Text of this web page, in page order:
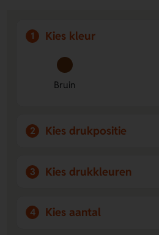
met draadloze oplader
Draadloos opladen en muziek:
draadloos geluid in één apparaat.
Langdurige speeltijd:
10 uur muziekplezier.
1 Kies kleur
Bruin
2 Kies drukpositie
3 Kies drukkleuren
4 Kies aantal